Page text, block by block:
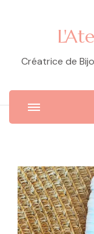
Créatrice de